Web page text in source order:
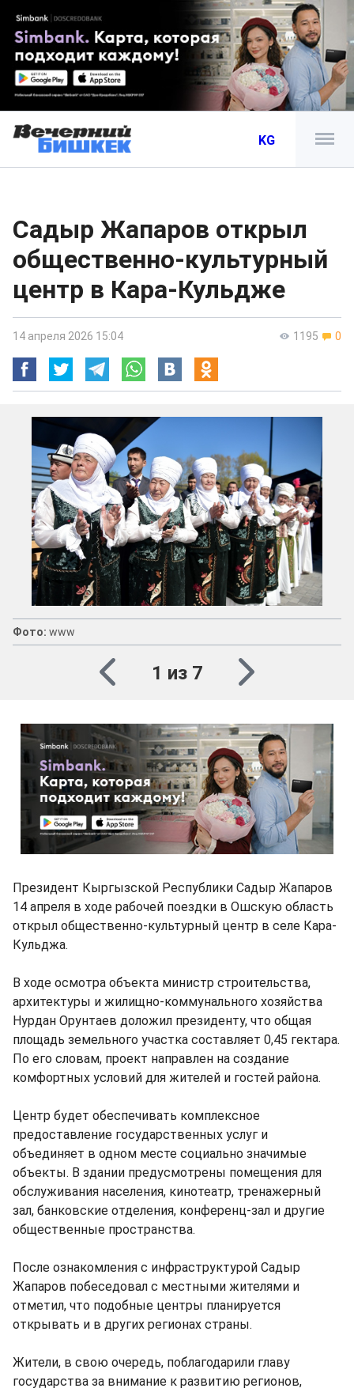
KG
Садыр Жапаров открыл
общественно-культурный
центр в Кара-Кульдже
1195 0
14 апреля 2026 15:04
Фото: www
1 из 7
Президент Кыргызской Республики Садыр Жапаров
14 апреля в ходе рабочей поездки в Ошскую область
открыл общественно-культурный центр в селе Кара-
Кульджа.
В ходе осмотра объекта министр строительства,
архитектуры и жилищно-коммунального хозяйства
Нурдан Орунтаев доложил президенту, что общая
площадь земельного участка составляет 0,45 гектара.
По его словам, проект направлен на создание
комфортных условий для жителей и гостей района.
Центр будет обеспечивать комплексное
предоставление государственных услуг и
объединяет в одном месте социально значимые
объекты. В здании предусмотрены помещения для
обслуживания населения, кинотеатр, тренажерный
зал, банковские отделения, конференц-зал и другие
общественные пространства.
После ознакомления с инфраструктурой Садыр
Жапаров побеседовал с местными жителями и
отметил, что подобные центры планируется
открывать и в других регионах страны.
Жители, в свою очередь, поблагодарили главу
государства за внимание к развитию регионов,